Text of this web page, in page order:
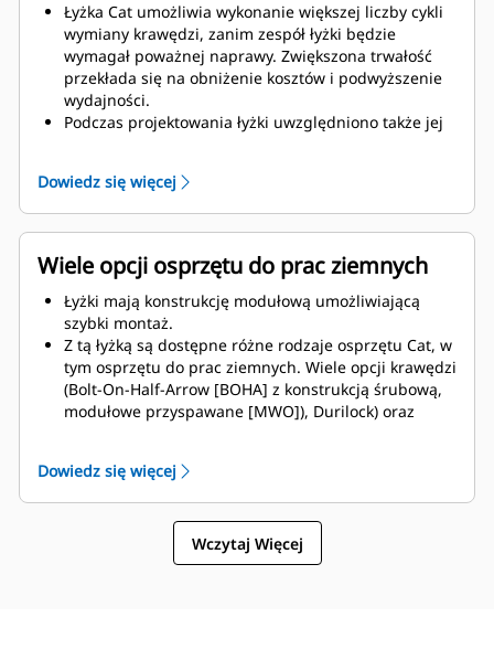
Łyżka Cat umożliwia wykonanie większej liczby cykli
wymiany krawędzi, zanim zespół łyżki będzie
wymagał poważnej naprawy. Zwiększona trwałość
przekłada się na obniżenie kosztów i podwyższenie
wydajności.
Podczas projektowania łyżki uwzględniono także jej
wydajności maszyny.
Osprzęt do prac ziemnych Cat także zapewnia
przewagę nad konkurencją.
Dowiedz się więcej
Wiele opcji osprzętu do prac ziemnych
Łyżki mają konstrukcję modułową umożliwiającą
szybki montaż.
Z tą łyżką są dostępne różne rodzaje osprzętu Cat, w
tym osprzętu do prac ziemnych. Wiele opcji krawędzi
(Bolt-On-Half-Arrow [BOHA] z konstrukcją śrubową,
modułowe przyspawane [MWO]), Durilock) oraz
przeciw kamieniom ogranicza ich rozsypywanie się
na tył łyżki, zmniejszając ryzyko uszkodzenia
wysięgnika/ramienia podnoszenia oraz elementów
Caterpillar oferuje łyżkę oraz pełną gamę opcji
Dowiedz się więcej
Wczytaj Więcej